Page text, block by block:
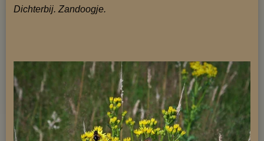
Dichterbij. Zandoogje.